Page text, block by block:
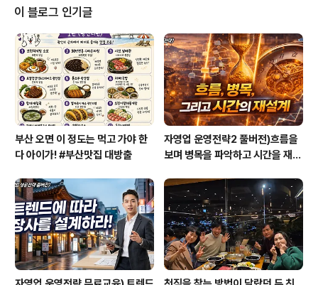
보게 되었습니다. 두 권의 책까지 집필할 정도가 되었는데
요. 여전히 아직도 잘 모르는 부분이 많은 것이 인간의 심리
가 아닐까 합니다. 어쩌면 한 개인의 마음의 하나의 우주와
같다고 하니 모르는 부분이 있는 것이 이제 보면 당연한 것
도 아닐까 하는 생각도 듭니다. 그렇지만 그렇게 조그마하
게나마 공부해갔던 것들이 제..
이 블로그 인기글
부산 오면 이 정도는 먹고 가야 한
다 아이가! #부산맛집 대방출
자영업 운영전략2 풀버전)흐름을
보며 병목을 파악하고 시간을 재설